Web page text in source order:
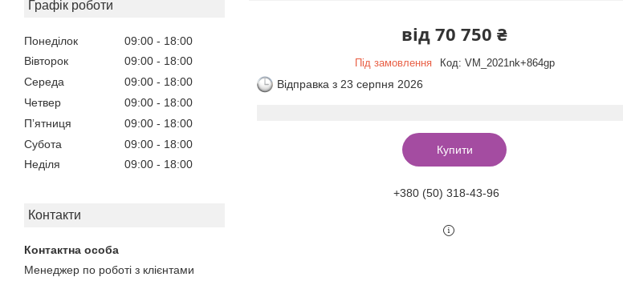
Графік роботи
Понеділок 09:00
18:00
Вівторок
09:00
18:00
Середа
09:00
18:00
Четвер
09:00
18:00
Пʼятниця
09:00
18:00
Субота
09:00
18:00
Неділя
09:00 18:00
Контакти
Менеджер по роботі з клієнтами
від 70 750 ₴
Під замовлення Код: VM_2021nk+864gp
Відправка з 23 серпня 2026
Купити
+380 (50) 318-43-96